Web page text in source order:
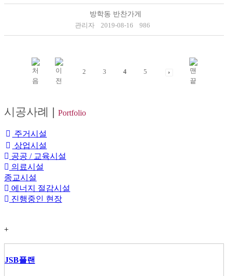
방학동 반찬가게
관리자
2019-08-16 986
2 3 4 5
시공사례 | Portfolio
주거시설
상업시설
공공 / 교육시설
의료시설
종교시설
에너지 절감시설
진행중인 현장
+
JSB플랜